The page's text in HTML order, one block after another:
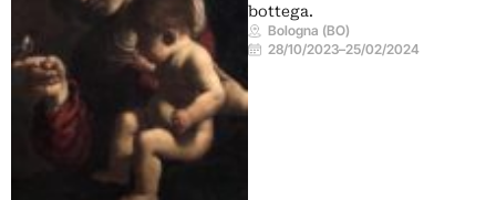
bottega.
Bologna (BO)
28/10/2023–25/02/2024